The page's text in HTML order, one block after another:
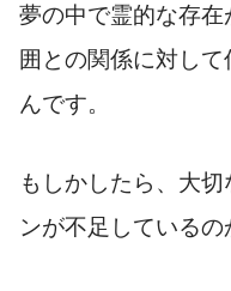
夢の中で霊的な存
囲との関係に対し
んです。
もしかしたら、大
ンが不足しているの